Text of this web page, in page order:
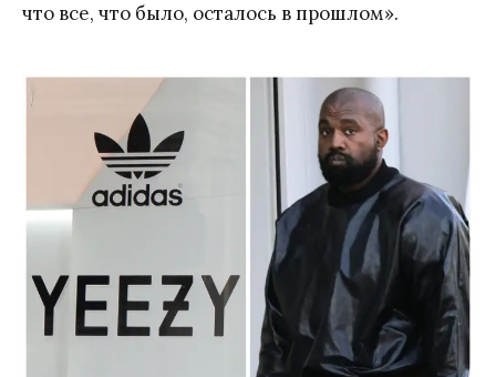
что все, что было, осталось в прошлом».